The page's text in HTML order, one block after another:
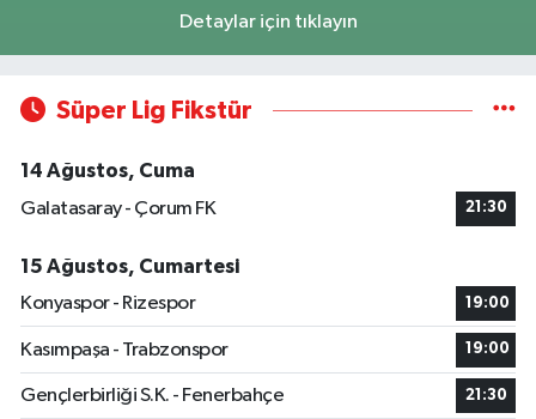
Detaylar için tıklayın
Süper Lig Fikstür
14 Ağustos, Cuma
Galatasaray - Çorum FK
21:30
15 Ağustos, Cumartesi
Konyaspor - Rizespor
19:00
Kasımpaşa - Trabzonspor 19:00
Gençlerbirliği S.K. - Fenerbahçe 21:30